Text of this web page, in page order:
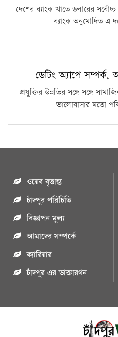
দেশের ব্যাংক খাতে ডলারের
ব্যাংক অনুমোদিত এ
ডেটিং অ্যাপে সম্পর্ক,
প্রযুক্তির উন্নতির সঙ্গে সঙ্গে
ভালোবাসার মতো
ওয়েব বৃত্তান্ত
চাঁদপুর পরিচিতি
বিজ্ঞাপন মুল্য
আমাদের সম্পর্কে
ক্যারিয়ার
চাঁদপুর এর ডাক্তারগন